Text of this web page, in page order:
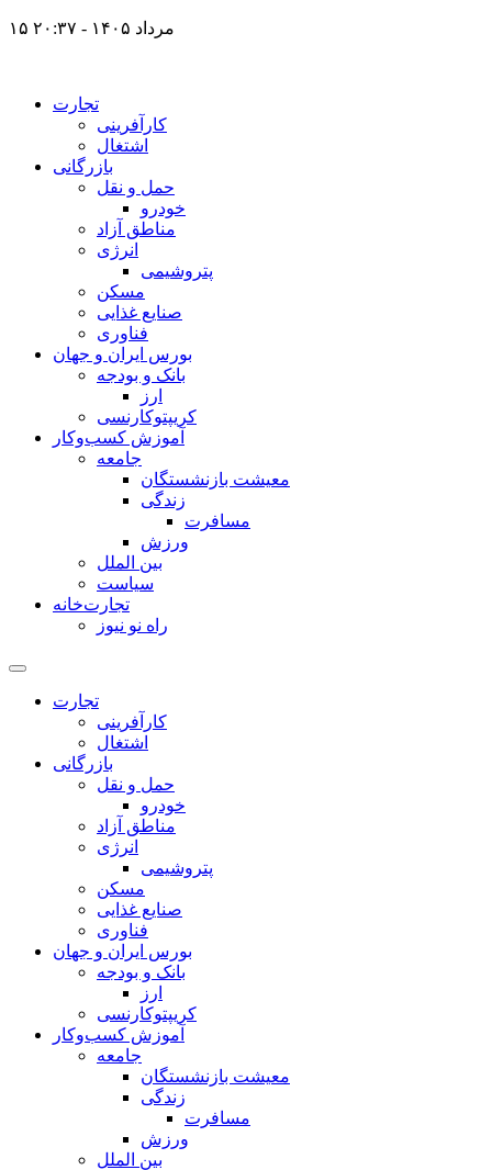
۱۵ مرداد ۱۴۰۵ - ۲۰:۳۷
تجارت
کارآفرینی
اشتغال
بازرگانی
حمل و نقل
خودرو
مناطق آزاد
انرژی
پتروشیمی
مسکن
صنایع غذایی
فناوری
بورس ایران و جهان
بانک و بودجه
ارز
کریپتوکارنسی
آموزش کسب‌وکار
جامعه
معیشت بازنشستگان
زندگی
مسافرت
ورزش
بین الملل
سیاست
تجارت‌خانه
راه نو نیوز
تجارت
کارآفرینی
اشتغال
بازرگانی
حمل و نقل
خودرو
مناطق آزاد
انرژی
پتروشیمی
مسکن
صنایع غذایی
فناوری
بورس ایران و جهان
بانک و بودجه
ارز
کریپتوکارنسی
آموزش کسب‌وکار
جامعه
معیشت بازنشستگان
زندگی
مسافرت
ورزش
بین الملل